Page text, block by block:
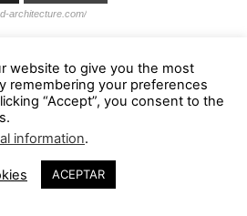
architecture.com/
website to give you the most
remembering your preferences
“Accept”, you consent to the
information.
ACEPTAR